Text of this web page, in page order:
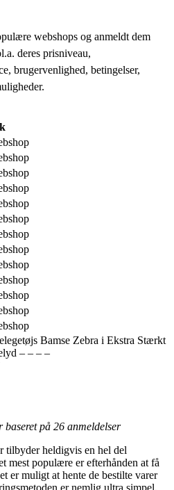
webshops og anmeldt dem
deres prisniveau,
brugervenlighed, betingelser,
Bamse Zebra i Ekstra Stærkt
– – – –
baseret på 26 anmeldelser
tilbyder heldigvis en hel del
mest populære er efterhånden at få
er muligt at hente de bestilte varer
er nemlig ultra simpel,